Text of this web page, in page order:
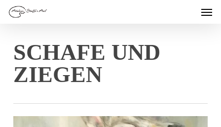
Skip
contentSCHAFE UND
ZIEGEN